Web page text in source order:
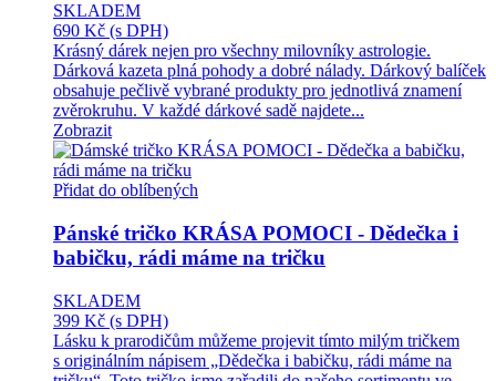
SKLADEM
690 Kč (s DPH)
Krásný dárek nejen pro všechny milovníky astrologie.
Dárková kazeta plná pohody a dobré nálady. Dárkový balíček
obsahuje pečlivě vybrané produkty pro jednotlivá znamení
zvěrokruhu. V každé dárkové sadě najdete...
Zobrazit
Přidat do oblíbených
Pánské tričko KRÁSA POMOCI - Dědečka i
babičku, rádi máme na tričku
SKLADEM
399 Kč (s DPH)
Lásku k prarodičům můžeme projevit tímto milým tričkem
s originálním nápisem „Dědečka i babičku, rádi máme na